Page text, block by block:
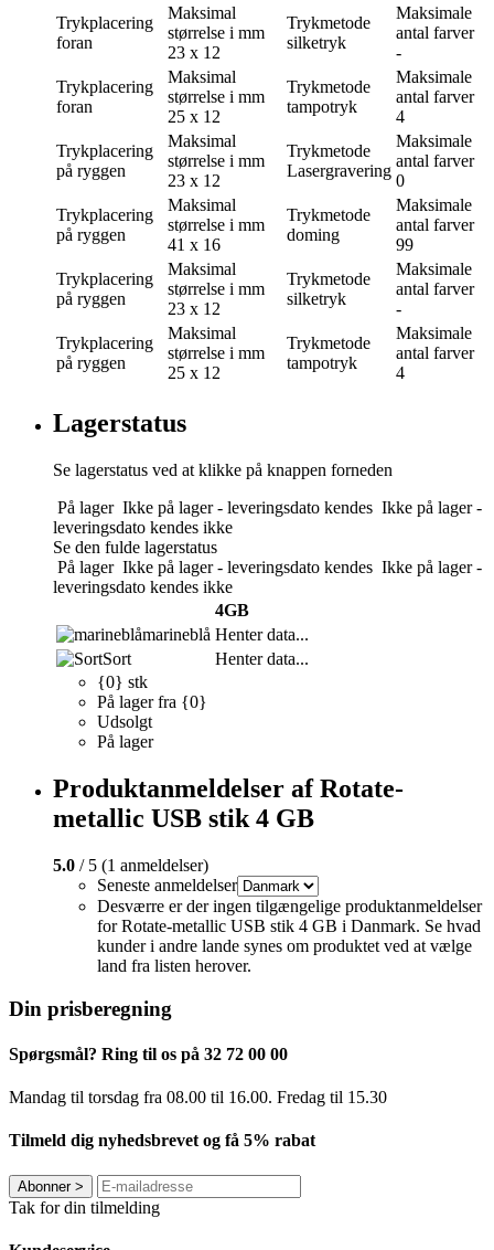
Trykplacering
foran
Maksimal
størrelse i mm
23 x 12
Trykmetode
silketryk
Maksimale
antal farver
-
Trykplacering
foran
Maksimal
størrelse i mm
25 x 12
Trykmetode
tampotryk
Maksimale
antal farver
4
Trykplacering
på ryggen
Maksimal
størrelse i mm
23 x 12
Trykmetode
Lasergravering
Maksimale
antal farver
0
Trykplacering
på ryggen
Maksimal
størrelse i mm
41 x 16
Trykmetode
doming
Maksimale
antal farver
99
Trykplacering
på ryggen
Maksimal
størrelse i mm
23 x 12
Trykmetode
silketryk
Maksimale
antal farver
-
Trykplacering
på ryggen
Maksimal
størrelse i mm
25 x 12
Trykmetode
tampotryk
Maksimale
antal farver
4
Lagerstatus
Se lagerstatus ved at klikke på knappen forneden
På lager Ikke på lager - leveringsdato kendes Ikke på lager -
leveringsdato kendes ikke
Se den fulde lagerstatus
På lager Ikke på lager - leveringsdato kendes Ikke på lager -
leveringsdato kendes ikke
4GB
marineblå Henter data...
Sort
Henter data...
{0} stk
På lager fra {0}
Udsolgt
På lager
Produktanmeldelser af Rotate-
metallic USB stik 4 GB
5.0 / 5 (1 anmeldelser)
Seneste anmeldelser
Desværre er der ingen tilgængelige produktanmeldelser
for Rotate-metallic USB stik 4 GB i Danmark. Se hvad
kunder i andre lande synes om produktet ved at vælge
land fra listen herover.
Din prisberegning
Spørgsmål? Ring til os på 32 72 00 00
Mandag til torsdag fra 08.00 til 16.00. Fredag ​​til 15.30
Tilmeld dig nyhedsbrevet og få 5% rabat
Abonner>
Tak for din tilmelding